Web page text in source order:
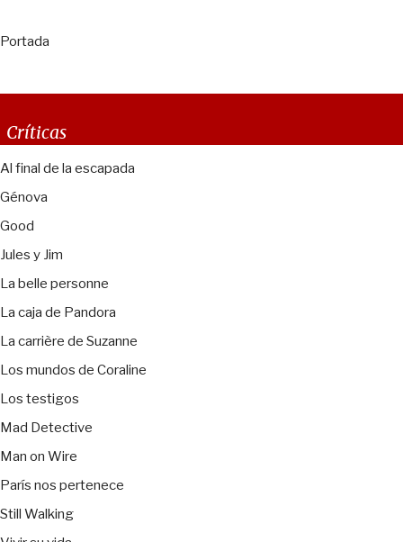
Portada
Críticas
Al final de la escapada
Génova
Good
Jules y Jim
La belle personne
La caja de Pandora
La carrière de Suzanne
Los mundos de Coraline
Los testigos
Mad Detective
Man on Wire
París nos pertenece
Still Walking